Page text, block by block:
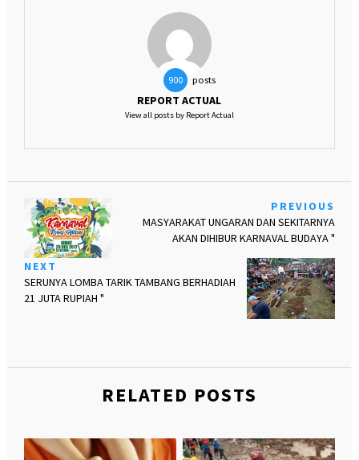
900 posts
REPORT ACTUAL
View all posts by Report Actual
PREVIOUS
MASYARAKAT UNGARAN DAN SEKITARNYA
AKAN DIHIBUR KARNAVAL BUDAYA "
NEXT
SERUNYA LOMBA TARIK TAMBANG BERHADIAH
21 JUTA RUPIAH "
RELATED POSTS